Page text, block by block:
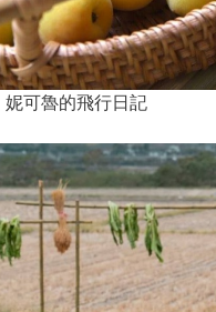
可魯的飛行日記